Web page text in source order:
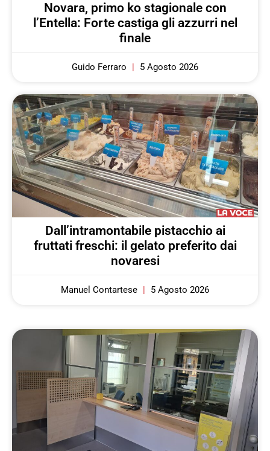
Novara, primo ko stagionale con
l’Entella: Forte castiga gli azzurri nel
finale
Guido Ferraro 5 Agosto 2026
Dall’intramontabile pistacchio ai
fruttati freschi: il gelato preferito dai
novaresi
Manuel Contartese 5 Agosto 2026